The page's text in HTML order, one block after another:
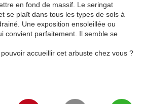
en fond de massif. Le seringat
se plaît dans tous les types de sols à
Une exposition ensoleillée ou
convient parfaitement. Il semble se
accueillir cet arbuste chez vous ?